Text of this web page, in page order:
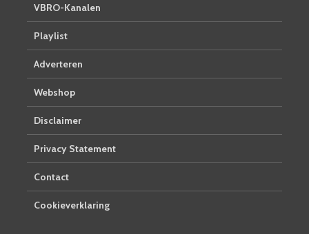
VBRO-Kanalen
Playlist
Adverteren
Webshop
Disclaimer
Privacy Statement
Contact
Cookieverklaring